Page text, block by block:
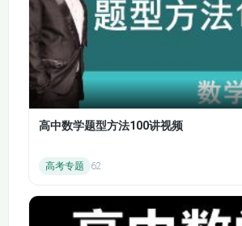
第八章 第二节 针对
认定层次重大错报风
险的进一步审计程序
第八章 第四节 实质
性程序
与收款循环的业务活
第九章 第三节 销售
品，收到货款存入银行，就需要借记 “银行
营业务收入” 科目等。
财务报表编制
资产负债表：反映企业在某一特定日期的财
负债和所有者权益的分类，列示各项资产、
利润表：反映企业在一定会计期间的经营成
现金流量表：反映企业在一定会计期间现金
流出的情况，分为经营活动、投资活动和筹
高中数学题型方法100讲视频
高考专题 62